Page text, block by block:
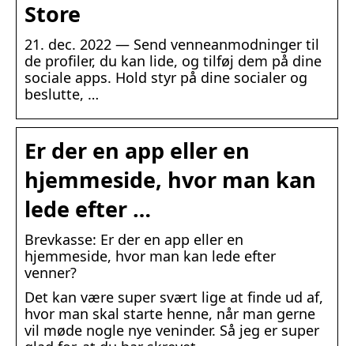
Store
21. dec. 2022 — Send venneanmodninger til
de profiler, du kan lide, og tilføj dem på dine
sociale apps. Hold styr på dine socialer og
beslutte, …
Er der en app eller en
hjemmeside, hvor man kan
lede efter …
Brevkasse: Er der en app eller en
hjemmeside, hvor man kan lede efter
venner?
Det kan være super svært lige at finde ud af,
hvor man skal starte henne, når man gerne
vil møde nogle nye veninder. Så jeg er super